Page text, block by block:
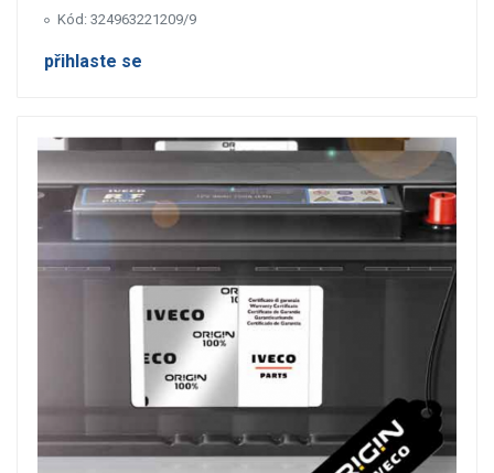
Kód: 324963221209/9
přihlaste se